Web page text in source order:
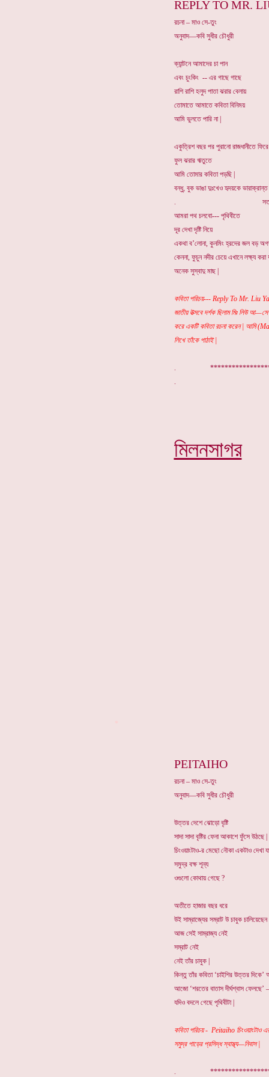
REPLY TO MR.
রচনা – মাও সে-তুং
অনুবাদ—কবি সুধীর চৌধুরী
ক্যান্টনে আমাদের চা পান
এবং চুংকিং -- এর গাছে গাছে
রাশি রাশি হলুদ পাতা ঝরার বেলায়
তোমাতে আমাতে কবিতা বিনিময়
আমি ভুলতে পারি না |
একুত্রিশ বছর পর পুরানো রাজধানীতে ফিরে
ফুল ঝরার ঋতুতে
আমি তোমার কবিতা পড়ছি |
বন্ধু, বুক ভাঙা দুঃখেও হৃদয়কে
. সতর্ক
আমরা পথ চলবো--- পৃথিবীতে
দূর দেখা দৃষ্টি নিয়ে
একথা ব’লোনা, কুনমিং হ্রদের জল বড়
কেননা, ফুচুন নদীর চেয়ে এখানে লক্ষ্য করা
অনেক সুস্বাদু মাছ |
কবিতা পরিচয়--- Reply To Mr. Liu
জাতীয় উত্সবে দর্শক ছিলাম মিঃ লিউ
করে একটি কবিতা রচনা করেন | আমি
লিখে তাঁকে পাঠাই |
.
মিলনসাগর
PEITAIHO
রচনা – মাও সে-তুং
অনুবাদ—কবি সুধীর চৌধুরী
উত্তর দেশে ঝোড়ো বৃষ্টি
সাদা সাদা বৃষ্টির ফেনা আকাশে ফুঁসে উঠছে |
চিংওয়াংটাও-র মেছো নৌকা একটাও দেখা
সমুদ্র বক্ষ শূন্য
ওগুলো কোথায় গেছে ?
অতীতে হাজার বছর ধরে
উই সাম্রাজ্যের সম্রাট উ চাবুক চালিয়েছেন
আজ সেই সাম্রাজ্য নেই
সম্রাট নেই
নেই তাঁর চাবুক |
কিন্তু তাঁর কবিতা ‘চাইশির উত্তর
আজো ‘শরতের বাতাস দীর্ঘশ্বাস ফেলছে’ –
যদিও বদলে গেছে পৃথিবীটা |
কবিতা পরিচয় - Peitaiho চিংওয়াংটাও
সমুদ্র পাড়ের প্রসিদ্ধ স্বাস্থ্য—নিবাস |
.